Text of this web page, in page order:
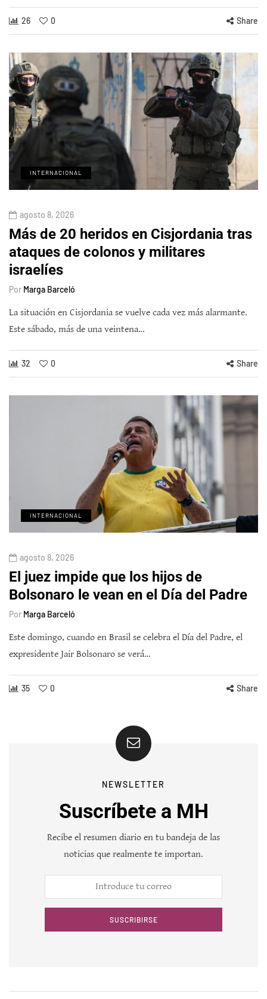
26 0 Share
INTERNACIONAL
agosto 8, 2026
Más de 20 heridos en Cisjordania tras
ataques de colonos y militares
israelíes
Por Marga Barceló
La situación en Cisjordania se vuelve cada vez más alarmante.
Este sábado, más de una veintena…
32 0 Share
INTERNACIONAL
agosto 8, 2026
El juez impide que los hijos de
Bolsonaro le vean en el Día del Padre
Por Marga Barceló
Este domingo, cuando en Brasil se celebra el Día del Padre, el
expresidente Jair Bolsonaro se verá…
35 0 Share
NEWSLETTER
Suscríbete a MH
Recibe el resumen diario en tu bandeja de las
noticias que realmente te importan.
SUSCRIBIRSE